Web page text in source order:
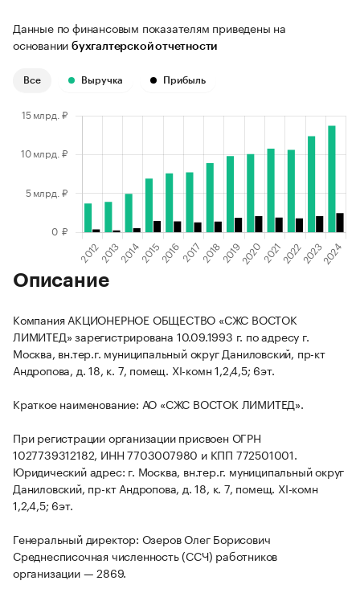
Данные по финансовым показателям приведены на
основании бухгалтерской отчетности
Все Выручка Прибыль
Описание
Компания АКЦИОНЕРНОЕ ОБЩЕСТВО «СЖС ВОСТОК
ЛИМИТЕД» зарегистрирована 10.09.1993 г. по адресу г.
Москва, вн.тер.г. муниципальный округ Даниловский, пр-кт
Андропова, д. 18, к. 7, помещ. XI-комн 1,2,4,5; 6эт.
Краткое наименование: АО «СЖС ВОСТОК ЛИМИТЕД».
При регистрации организации присвоен ОГРН
1027739312182, ИНН 7703007980 и КПП 772501001.
Юридический адрес: г. Москва, вн.тер.г. муниципальный округ
Даниловский, пр-кт Андропова, д. 18, к. 7, помещ. XI-комн
1,2,4,5; 6эт.
Генеральный директор: Озеров Олег Борисович
Среднесписочная численность (ССЧ) работников
организации — 2869.